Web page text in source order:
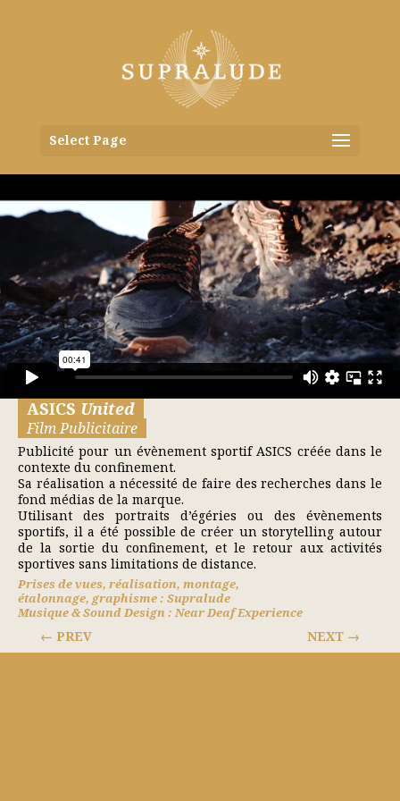
Select Page
ASICS United
Film Publicitaire
Publicité pour un évènement sportif ASICS créée dans le
contexte du confinement.
Sa réalisation a nécessité de faire des recherches dans le
fond médias de la marque.
Utilisant des portraits d’égéries ou des évènements
sportifs, il a été possible de créer un storytelling autour
de la sortie du confinement, et le retour aux activités
sportives sans limitations de distance.
Prises de vues, réalisation, montage,
étalonnage, graphisme : Supralude
Musique & Sound Design : Near Deaf Experience
NEXT
PREV